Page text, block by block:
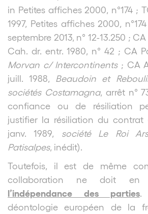
in Petites affiches 2000, n°174 ;
1997, Petites affiches 2000,
septembre 2013, n° 12-13.250 ; CA
Cah. dr. entr. 1980, n° 42 ; CA
Morvan c/ Intercontinents ; CA
juill. 1988, Beaudoin et
sociétés Costamagna, arrêt n°
confiance ou de résiliation
justifier la résiliation du contrat
janv. 1989, société Le Roi
Patisalpes, inédit).
Toutefois, il est de même
collaboration ne doit
l’indépendance des parties.
déontologie européen de la